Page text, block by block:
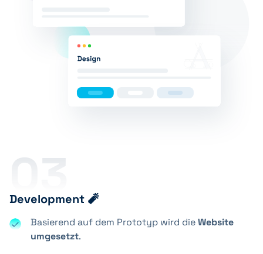
03
Development 🧨
Basierend auf dem Prototyp wird dieWebsite
umgesetzt.